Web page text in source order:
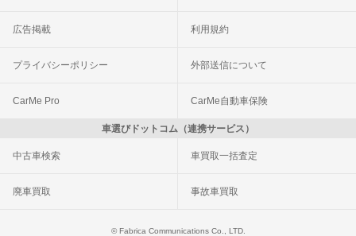
広告掲載 利用規約
プライバシーポリシー 外部送信について
CarMe Pro CarMe自動車保険
車選びドットコム（連携サービス）
中古車検索 車買取一括査定
廃車買取 事故車買取
© Fabrica Communications Co., LTD.